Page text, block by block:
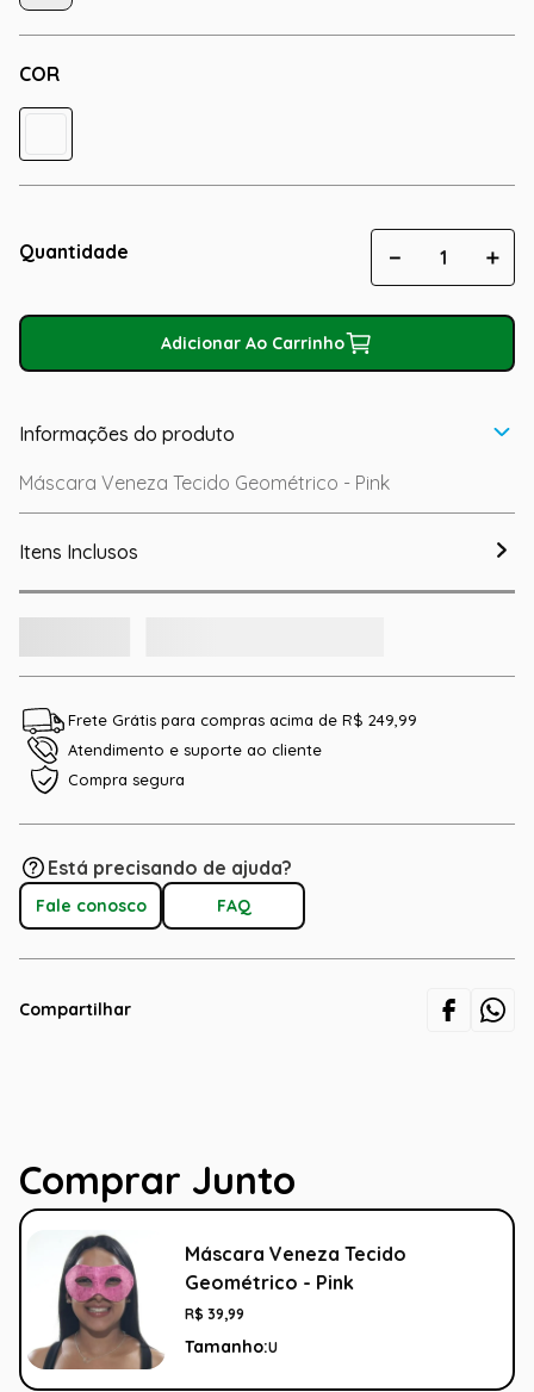
COR
Quantidade ＋
－
Adicionar Ao Carrinho
Informações do produto
Máscara Veneza Tecido Geométrico - Pink
Itens Inclusos
Frete Grátis para compras acima de R$ 249,99
Atendimento e suporte ao cliente
Compra segura
Está precisando de ajuda?
Fale conosco FAQ
Compartilhar
Comprar Junto
Máscara Veneza Tecido
Geométrico - Pink
R$ 39,99
Tamanho:U